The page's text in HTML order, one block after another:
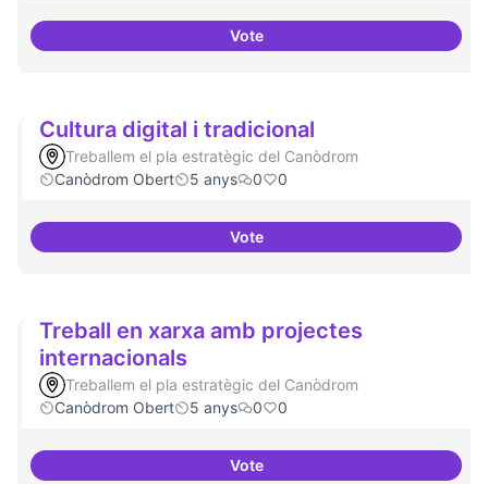
VoteModel exportable - guifinet a
Cultura digital i tradicional
Treballem el pla estratègic del Canòdrom
Canòdrom Obert
5 anys 0 0
VoteCultura digital i tradicional
Treball en xarxa amb projectes
internacionals
Treballem el pla estratègic del Canòdrom
Canòdrom Obert
5 anys 0 0
VoteTreball en xarxa amb projectes